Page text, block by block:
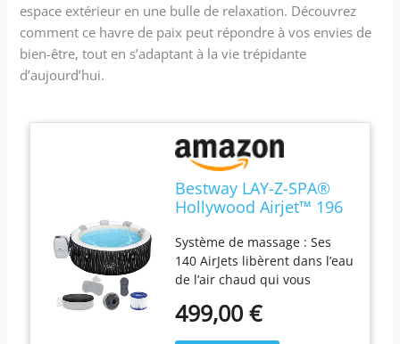
espace extérieur en une bulle de relaxation. Découvrez
comment ce havre de paix peut répondre à vos envies de
bien-être, tout en s’adaptant à la vie trépidante
d’aujourd’hui.
Bestway LAY-Z-SPA®
Hollywood Airjet™ 196
Système de massage : Ses
140 AirJets libèrent dans l’eau
de l’air chaud qui vous
bouillonnant et apaisant :
499,00 €